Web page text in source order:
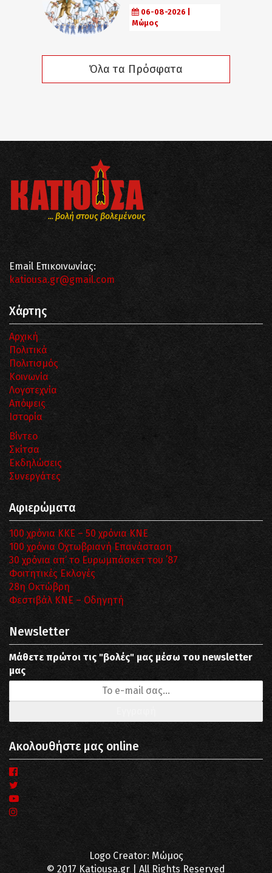
06-08-2026 |
Μώμος
Όλα τα Πρόσφατα
... βολή στους βολεμένους
Email Επικοινωνίας:
katiousa.gr@gmail.com
Χάρτης
Αρχική
Πολιτικά
Πολιτισμός
Κοινωνία
Λογοτεχνία
Απόψεις
Ιστορία
Βίντεο
Σκίτσα
Εκδηλώσεις
Συνεργάτες
Αφιερώματα
100 χρόνια ΚΚΕ – 50 χρόνια ΚΝΕ
100 χρόνια Οχτωβριανή Επανάσταση
30 χρόνια απ’ το Ευρωμπάσκετ του ΄87
Φοιτητικές Εκλογές
28η Οκτώβρη
Φεστιβάλ ΚΝΕ – Οδηγητή
Newsletter
Μάθετε πρώτοι τις "βολές" μας μέσω του newsletter
μας
Ακολουθήστε μας online
Logo Creator: Μώμος
© 2017 Katiousa.gr | All Rights Reserved